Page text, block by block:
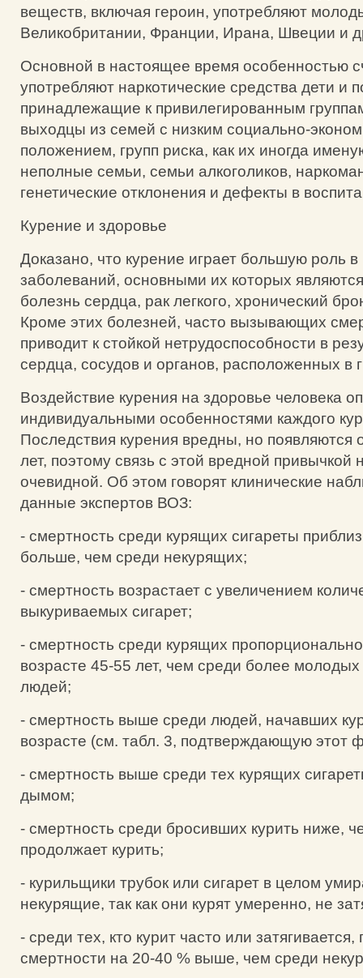
веществ, включая героин, употребляют
Великобритании, Франции, Ирана, Швеции и
Основной в настоящее время особенностью
употребляют наркотические средства дети и
принадлежащие к привилегированным
выходцы из семей с низким социально-
положением, групп риска, как их иногда
неполные семьи, семьи алкоголиков,
генетические отклонения и дефекты в
Курение и здоровье
Доказано, что курение играет большую роль в
заболеваний, основными их которых
болезнь сердца, рак легкого, хронический
Кроме этих болезней, часто вызывающих
приводит к стойкой нетрудоспособности в
сердца, сосудов и органов, расположенных в
Воздействие курения на здоровье человека
индивидуальными особенностями каждого
Последствия курения вредны, но появляются
лет, поэтому связь с этой вредной привычкой
очевидной. Об этом говорят клинические
данные экспертов ВОЗ:
- смертность среди курящих сигареты
больше, чем среди некурящих;
- смертность возрастает с увеличением
выкуриваемых сигарет;
- смертность среди курящих
возрасте 45-55 лет, чем среди более
людей;
- смертность выше среди людей, начавших
возрасте (см. табл. 3, подтверждающую этот
- смертность выше среди тех курящих
дымом;
- смертность среди бросивших курить ниже,
продолжает курить;
- курильщики трубок или сигарет в целом
некурящие, так как они курят умеренно, не
- среди тех, кто курит часто или затягивается,
смертности на 20-40 % выше, чем среди